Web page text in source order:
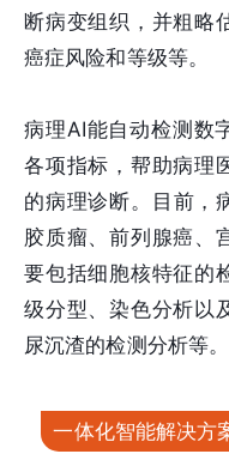
断病变组织，并粗略
癌症风险和等级等。
病理AI能自动检测数
各项指标，帮助病理
的病理诊断。目前，
胶质瘤、前列腺癌、
要包括细胞核特征的
级分型、染色分析以
尿沉渣的检测分析等。
一体化智能解决方